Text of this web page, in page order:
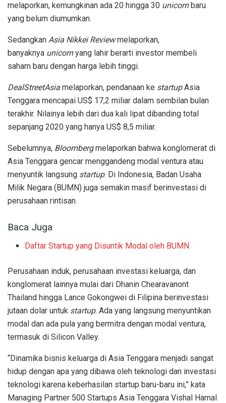
melaporkan, kemungkinan ada 20 hingga 30 unicornbaru
yang belum diumumkan.
Sedangkan Asia Nikkei Reviewmelaporkan,
banyaknya unicornyang lahir berarti investor membeli
saham baru dengan harga lebih tinggi.
DealStreetAsia melaporkan, pendanaan ke startupAsia
Tenggara mencapai US$ 17,2 miliar dalam sembilan bulan
terakhir. Nilainya lebih dari dua kali lipat dibanding total
sepanjang 2020 yang hanya US$ 8,5 miliar.
Sebelumnya, Bloombergmelaporkan bahwa konglomerat di
Asia Tenggara gencar menggandeng modal ventura atau
menyuntik langsung startup. Di Indonesia, Badan Usaha
Milik Negara (BUMN) juga semakin masif berinvestasi di
perusahaan rintisan.
Baca Juga
Daftar Startup yang Disuntik Modal oleh BUMN
Perusahaan induk, perusahaan investasi keluarga, dan
konglomerat lainnya mulai dari Dhanin Chearavanont
Thailand hingga Lance Gokongwei di Filipina berinvestasi
jutaan dolar untuk startup. Ada yang langsung menyuntikan
modal dan ada pula yang bermitra dengan modal ventura,
termasuk di Silicon Valley.
“Dinamika bisnis keluarga di Asia Tenggara menjadi sangat
hidup dengan apa yang dibawa oleh teknologi dan investasi
teknologi karena keberhasilan startup baru-baru ini,” kata
Managing Partner 500 Startups Asia Tenggara Vishal Harnal